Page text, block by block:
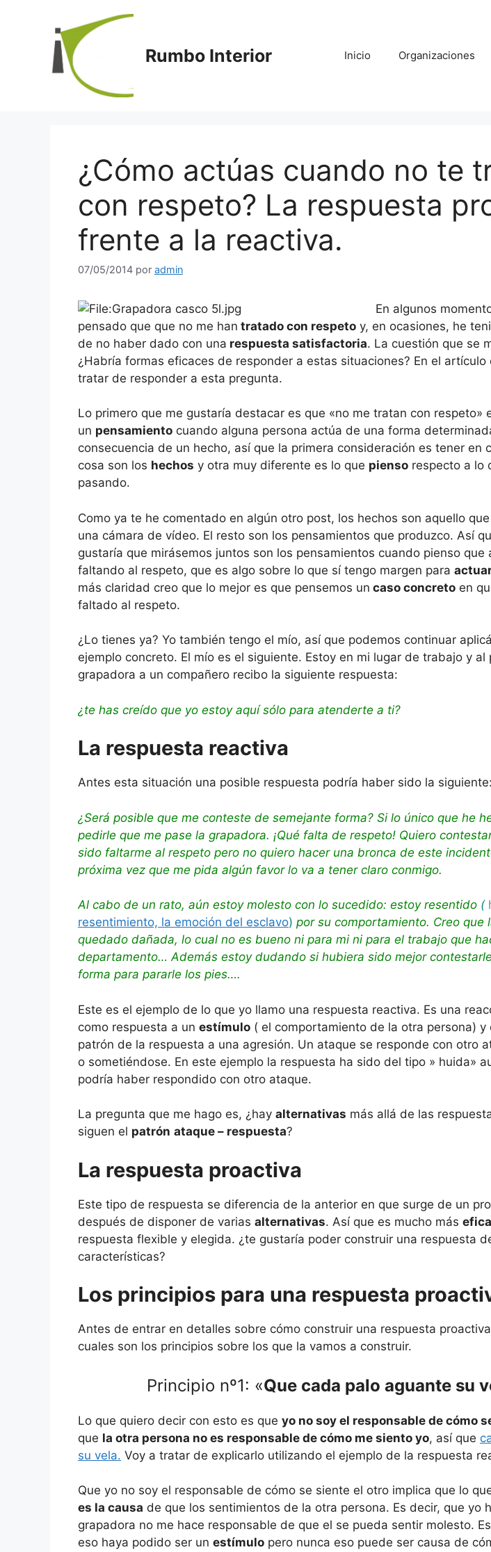
contenido
Rumbo Interior Inicio Organizaciones
¿Cómo actúas cuando no te
con respeto? La respuesta
frente a la reactiva.
07/05/2014 por admin
En algunos
pensado que que no me han tratado con respeto y, en ocasiones, he
de no haber dado con una respuesta satisfactoria. La cuestión que se
¿Habría formas eficaces de responder a estas situaciones? En el artículo
tratar de responder a esta pregunta.
Lo primero que me gustaría destacar es que «no me tratan con respeto»
un pensamiento cuando alguna persona actúa de una forma
consecuencia de un hecho, así que la primera consideración es tener en
cosa son los hechos y otra muy diferente es lo que pienso respecto a lo
pasando.
Como ya te he comentado en algún otro post, los hechos son aquello
una cámara de vídeo. El resto son los pensamientos que produzco. Así
gustaría que mirásemos juntos son los pensamientos cuando pienso que
faltando al respeto, que es algo sobre lo que sí tengo margen para
más claridad creo que lo mejor es que pensemos un caso concreto en
faltado al respeto.
¿Lo tienes ya? Yo también tengo el mío, así que podemos continuar
ejemplo concreto. El mío es el siguiente. Estoy en mi lugar de trabajo y al
grapadora a un compañero recibo la siguiente respuesta:
¿te has creído que yo estoy aquí sólo para atenderte a ti?
La respuesta reactiva
Antes esta situación una posible respuesta podría haber sido la siguiente:
¿Será posible que me conteste de semejante forma? Si lo único que he
pedirle que me pase la grapadora. ¡Qué falta de respeto! Quiero
sido faltarme al respeto pero no quiero hacer una bronca de este
próxima vez que me pida algún favor lo va a tener claro conmigo.
Al cabo de un rato, aún estoy molesto con lo sucedido: estoy resentido (
resentimiento, la emoción del esclavo) por su comportamiento. Creo que
quedado dañada, lo cual no es bueno ni para mi ni para el trabajo que
departamento… Además estoy dudando si hubiera sido mejor
forma para pararle los pies….
Este es el ejemplo de lo que yo llamo una respuesta reactiva. Es una
como respuesta a un estímulo ( el comportamiento de la otra persona) y
patrón de la respuesta a una agresión. Un ataque se responde con otro
o sometiéndose. En este ejemplo la respuesta ha sido del tipo » huida»
podría haber respondido con otro ataque.
La pregunta que me hago es, ¿hay alternativas más allá de las
siguen el patrón ataque – respuesta?
La respuesta proactiva
Este tipo de respuesta se diferencia de la anterior en que surge de un
después de disponer de varias alternativas. Así que es mucho más
respuesta flexible y elegida. ¿te gustaría poder construir una respuesta
características?
Los principios para una respuesta
Antes de entrar en detalles sobre cómo construir una respuesta
cuales son los principios sobre los que la vamos a construir.
Principio nº1: «Que cada palo aguante su
Lo que quiero decir con esto es que yo no soy el responsable de cómo
que la otra persona no es responsable de cómo me siento yo, así que
su vela. Voy a tratar de explicarlo utilizando el ejemplo de la respuesta
Que yo no soy el responsable de cómo se siente el otro implica que lo
es la causa de que los sentimientos de la otra persona. Es decir, que yo
grapadora no me hace responsable de que el se pueda sentir molesto.
eso haya podido ser un estímulo pero nunca eso puede ser causa de